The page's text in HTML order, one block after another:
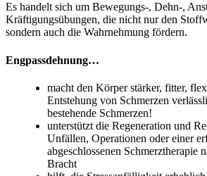
Es handelt sich um Bewegungs-, Dehn-,
Kräftigungsübungen, die nicht nur den
sondern auch die Wahrnehmung fördern.
Engpassdehnung…
macht den Körper stärker, fitter,
Entstehung von Schmerzen
bestehende Schmerzen!
unterstützt die Regeneration und
Unfällen, Operationen oder einer
abgeschlossenen Schmerztherapie
Bracht